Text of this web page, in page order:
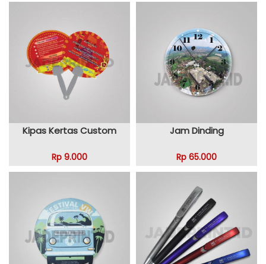
Kipas Kertas Custom
Rp 9.000
Jam Dinding
Rp 65.000